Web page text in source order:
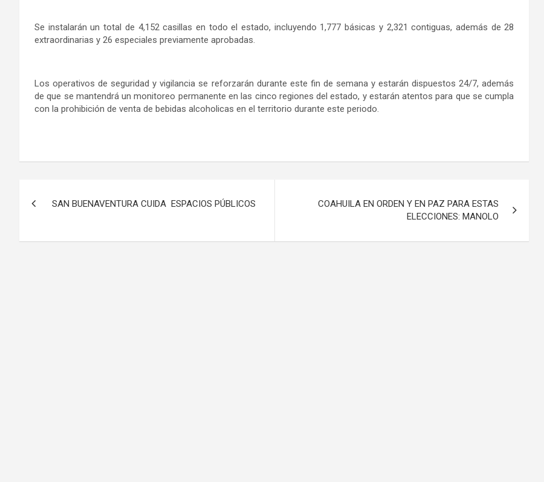
Se instalarán un total de 4,152 casillas en todo el estado, incluyendo 1,777 básicas y 2,321 contiguas, además de 28
extraordinarias y 26 especiales previamente aprobadas.
Los operativos de seguridad y vigilancia se reforzarán durante este fin de semana y estarán dispuestos 24/7, además
de que se mantendrá un monitoreo permanente en las cinco regiones del estado, y estarán atentos para que se cumpla
con la prohibición de venta de bebidas alcoholicas en el territorio durante este periodo.
entradas
SAN BUENAVENTURA CUIDA ESPACIOS PÚBLICOS
COAHUILA EN ORDEN Y EN PAZ PARA ESTAS
ELECCIONES: MANOLO